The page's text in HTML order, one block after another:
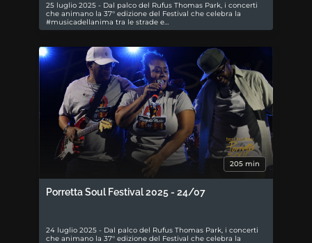
25 luglio 2025 - Dal palco del Rufus Thomas Park, i concerti
che animano la 37° edizione del Festival che celebra la
#musicadellanima tra le strade e…
205 min
Porretta Soul Festival 2025 - 24/07
24 luglio 2025 - Dal palco del Rufus Thomas Park, i concerti
che animano la 37° edizione del Festival che celebra la